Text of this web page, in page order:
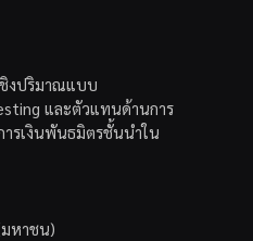
งปริมาณแบบ
และตัวแทนด้านการ
รเงินพันธมิตรชั้นนำใน
หาชน)